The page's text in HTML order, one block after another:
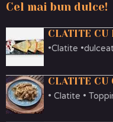
Cel mai bun dulce!
CLATITE CU
•Clatite
CLATITE CU
• Clatite •